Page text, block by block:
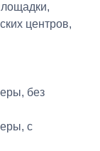
центров,
без
с